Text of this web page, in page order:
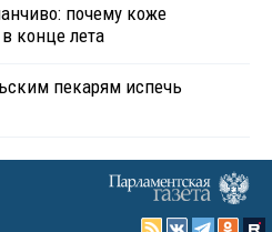
почему коже
конце лета
пекарям испечь